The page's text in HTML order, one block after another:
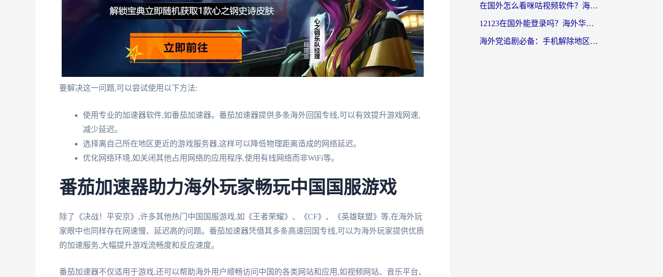
要解决这一问题,可以尝试使用以下方法:
使用专业的加速器软件,如番茄加速器。番茄加速器提供多条海外回国专线,可以有效提升游戏网速,
减少延迟。
选择离自己所在地区更近的游戏服务器,这样可以降低物理距离造成的网络延迟。
优化网络环境,如关闭其他占用网络的应用程序,使用有线网络而非WiFi等。
番茄加速器助力海外玩家畅玩中国国服游戏
除了《决战！平安京》,许多其他热门中国国服游戏,如《王者荣耀》、《CF》、《英雄联盟》等,在海外玩
家眼中也同样存在网速慢、延迟高的问题。番茄加速器凭借其多条高速回国专线,可以为海外玩家提供优质
的加速服务,大幅提升游戏流畅度和反应速度。
番茄加速器不仅适用于游戏,还可以帮助海外用户顺畅访问中国的各类网站和应用,如视频网站、音乐平台、
在国外怎么看咪咕视频软件？海外党亲测有效的回国加速方案
12123在国外能登录吗？海外华人必看的回国加速实用指南
海外党追剧必备：手机解除地区限制app怎么选？解决央视视频&国内剧地区限制全指南